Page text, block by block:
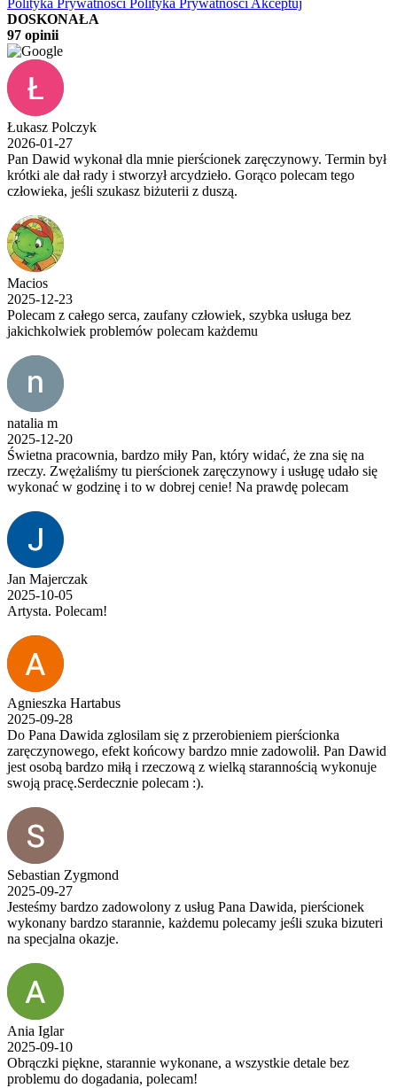
Polityka Prywatności Polityka Prywatności Akceptuj
DOSKONAŁA
97 opinii
Łukasz Polczyk
2026-01-27
Pan Dawid wykonał dla mnie pierścionek zaręczynowy. Termin był
krótki ale dał rady i stworzył arcydzieło. Gorąco polecam tego
człowieka, jeśli szukasz biżuterii z duszą.
Macios
2025-12-23
Polecam z całego serca, zaufany człowiek, szybka usługa bez
jakichkolwiek problemów polecam każdemu
natalia m
2025-12-20
Świetna pracownia, bardzo miły Pan, który widać, że zna się na
rzeczy. Zwężaliśmy tu pierścionek zaręczynowy i usługę udało się
wykonać w godzinę i to w dobrej cenie! Na prawdę polecam
Jan Majerczak
2025-10-05
Artysta. Polecam!
Agnieszka Hartabus
2025-09-28
Do Pana Dawida zglosilam się z przerobieniem pierścionka
zaręczynowego, efekt końcowy bardzo mnie zadowolił. Pan Dawid
jest osobą bardzo miłą i rzeczową z wielką starannością wykonuje
swoją pracę.Serdecznie polecam :).
Sebastian Zygmond
2025-09-27
Jesteśmy bardzo zadowolony z usług Pana Dawida, pierścionek
wykonany bardzo starannie, każdemu polecamy jeśli szuka bizuteri
na specjalna okazje.
Ania Iglar
2025-09-10
Obrączki piękne, starannie wykonane, a wszystkie detale bez
problemu do dogadania, polecam!